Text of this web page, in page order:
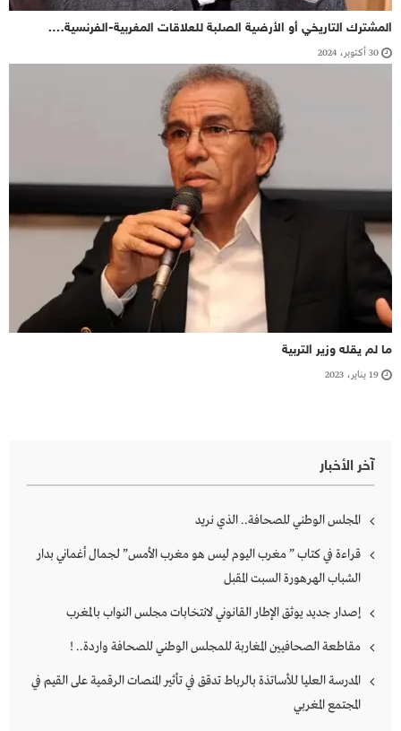
المشترك التاريخي أو الأرضية الصلبة للعلاقات المغربية-الفرنسية….
30 أكتوبر، 2024
ما لم يقله وزير التربية
19 يناير، 2023
آخر الأخبار
المجلس الوطني للصحافة.. الذي نريد
قراءة في كتاب ” مغرب اليوم ليس هو مغرب الأمس” لجمال أغماني بدار
الشباب الهرهورة السبت المقبل
إصدار جديد يوثق الإطار القانوني لانتخابات مجلس النواب بالمغرب
مقاطعة الصحافيين المغاربة للمجلس الوطني للصحافة واردة.. !
المدرسة العليا للأساتذة بالرباط تدقق في تأثير المنصات الرقمية على القيم في
المجتمع المغربي